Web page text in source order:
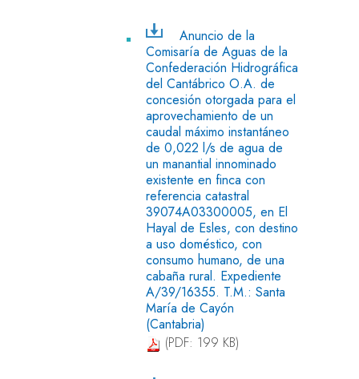
Anuncio de la
Comisaría de Aguas de la
Confederación Hidrográfica
del Cantábrico O.A. de
concesión otorgada para el
aprovechamiento de un
caudal máximo instantáneo
de 0,022 l/s de agua de
un manantial innominado
existente en finca con
referencia catastral
39074A03300005, en El
Hayal de Esles, con destino
a uso doméstico, con
consumo humano, de una
cabaña rural. Expediente
A/39/16355. T.M.: Santa
María de Cayón
(Cantabria)
(PDF: 199 KB)